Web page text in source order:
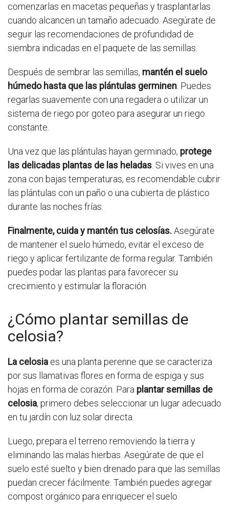
comenzarlas en macetas pequeñas y trasplantarlas
cuando alcancen un tamaño adecuado. Asegúrate de
seguir las recomendaciones de profundidad de
siembra indicadas en el paquete de las semillas.
Después de sembrar las semillas, mantén el suelo
húmedo hasta que las plántulas germinen. Puedes
regarlas suavemente con una regadera o utilizar un
sistema de riego por goteo para asegurar un riego
constante.
Una vez que las plántulas hayan germinado, protege
las delicadas plantas de las heladas. Si vives en una
zona con bajas temperaturas, es recomendable cubrir
las plántulas con un paño o una cubierta de plástico
durante las noches frías.
Finalmente, cuida y mantén tus celosías.Asegúrate
de mantener el suelo húmedo, evitar el exceso de
riego y aplicar fertilizante de forma regular. También
puedes podar las plantas para favorecer su
crecimiento y estimular la floración.
¿Cómo plantar semillas de
celosia?
La celosia es una planta perenne que se caracteriza
por sus llamativas flores en forma de espiga y sus
hojas en forma de corazón. Para plantar semillas de
celosia, primero debes seleccionar un lugar adecuado
en tu jardín con luz solar directa.
Luego, prepara el terreno removiendo la tierra y
eliminando las malas hierbas. Asegúrate de que el
suelo esté suelto y bien drenado para que las semillas
puedan crecer fácilmente. También puedes agregar
compost orgánico para enriquecer el suelo.